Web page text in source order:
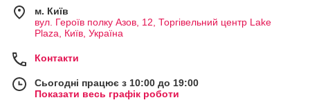
м. Київ
вул. Героїв полку Азов, 12, Торгівельний центр Lake
Plaza, Київ, Україна
Контакти
Сьогодні працює з 10:00 до 19:00
Показати весь графік роботи